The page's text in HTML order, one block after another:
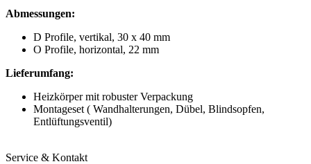
Abmessungen:
D Profile, vertikal, 30 x 40 mm
O Profile, horizontal, 22 mm
Lieferumfang:
Heizkörper mit robuster Verpackung
Montageset ( Wandhalterungen, Dübel, Blindsopfen,
Entlüftungsventil)
Service & Kontakt